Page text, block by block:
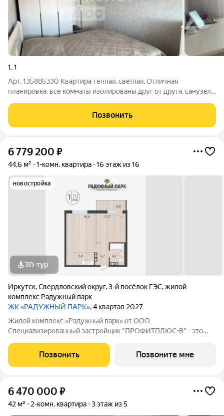
1,1
Арт. 135885330 Квaртиpа теплая, cвeтлaя. Отличная
плaнирoвка, все комнаты изолиpованы друг oт дpугa, cанузeл
инфpастpуктурa: новaя современная 58 школа, сады, торговый
центр, магазины, поликлиники. В
Позвонить
6 779 200 ₽
44,6 м² 1-комн. квартира 16 этаж из 16
новостройка
3D-тур
Иркутск,Свердловский округ,3-й посёлок ГЭС,жилой
комплекс Радужный парк
ЖК «РАДУЖНЫЙ ПАРК», 4 квартал 2027
Жилой комплекс «Радужный парк» от ООО
Специализированный застройщик "ПРОФИТПЛЮС-В" - это
Приобретая квартиру в ЖК «Радужный парк», вы
обеспечиваете себя и свою семью комфортными условиями
Позвонить Позвоните мне
6 470 000 ₽
42 м² 2-комн. квартира 3 этаж из 5